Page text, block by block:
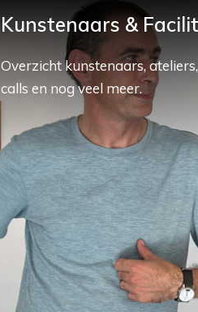
Kunstenaars &
Overzicht kunstenaars,
calls en nog veel meer.